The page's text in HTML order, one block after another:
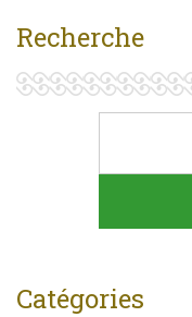
Recherche
Catégories